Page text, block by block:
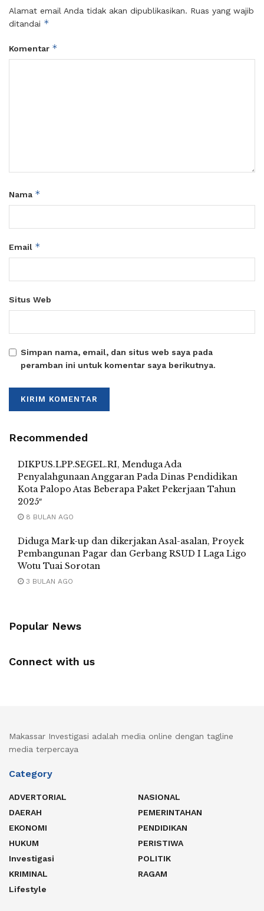
Alamat email Anda tidak akan dipublikasikan. Ruas yang wajib
ditandai *
Komentar *
Nama *
Email *
Situs Web
Simpan nama, email, dan situs web saya pada
peramban ini untuk komentar saya berikutnya.
Recommended
DIKPUS.LPP.SEGEL.RI, Menduga Ada
Penyalahgunaan Anggaran Pada Dinas Pendidikan
Kota Palopo Atas Beberapa Paket Pekerjaan Tahun
2025″
8 BULAN AGO
Diduga Mark-up dan dikerjakan Asal-asalan, Proyek
Pembangunan Pagar dan Gerbang RSUD I Laga Ligo
Wotu Tuai Sorotan
3 BULAN AGO
Popular News
Connect with us
Makassar Investigasi adalah media online dengan tagline
media terpercaya
Category
ADVERTORIAL
DAERAH
EKONOMI
HUKUM
Investigasi
KRIMINAL
Lifestyle
NASIONAL
PEMERINTAHAN
PENDIDIKAN
PERISTIWA
POLITIK
RAGAM